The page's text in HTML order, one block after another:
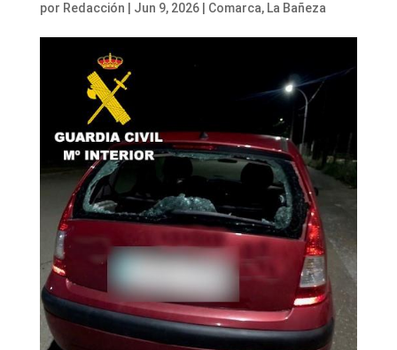
por Redacción Jun 9, 2026| Comarca, La Bañeza